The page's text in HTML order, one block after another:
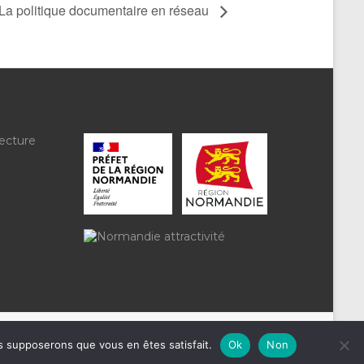
politique documentaire en réseau
supposerons que vous en êtes satisfait. Ok Non